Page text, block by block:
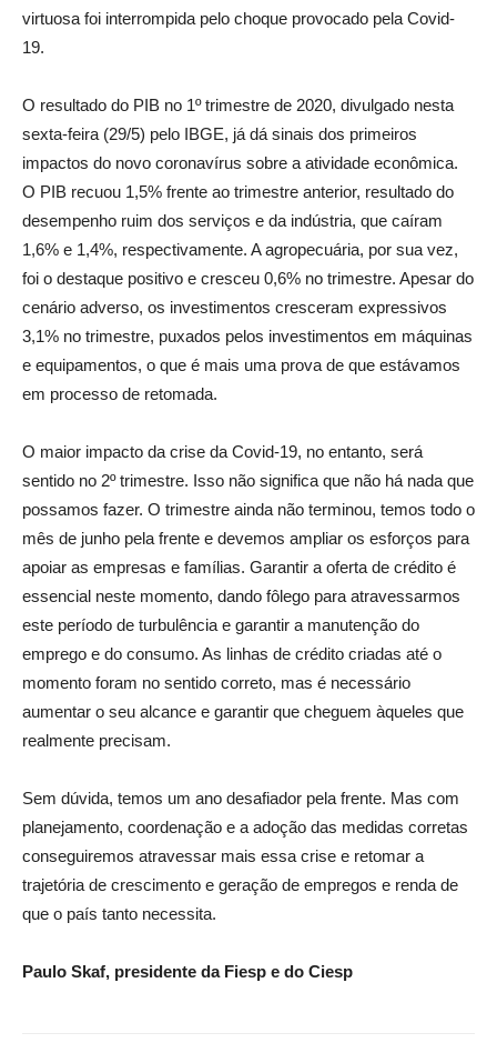
virtuosa foi interrompida pelo choque provocado pela Covid-
19.
O resultado do PIB no 1º trimestre de 2020, divulgado nesta
sexta-feira (29/5) pelo IBGE, já dá sinais dos primeiros
impactos do novo coronavírus sobre a atividade econômica.
O PIB recuou 1,5% frente ao trimestre anterior, resultado do
desempenho ruim dos serviços e da indústria, que caíram
1,6% e 1,4%, respectivamente. A agropecuária, por sua vez,
foi o destaque positivo e cresceu 0,6% no trimestre. Apesar do
cenário adverso, os investimentos cresceram expressivos
3,1% no trimestre, puxados pelos investimentos em máquinas
e equipamentos, o que é mais uma prova de que estávamos
em processo de retomada.
O maior impacto da crise da Covid-19, no entanto, será
sentido no 2º trimestre. Isso não significa que não há nada que
possamos fazer. O trimestre ainda não terminou, temos todo o
mês de junho pela frente e devemos ampliar os esforços para
apoiar as empresas e famílias. Garantir a oferta de crédito é
essencial neste momento, dando fôlego para atravessarmos
este período de turbulência e garantir a manutenção do
emprego e do consumo. As linhas de crédito criadas até o
momento foram no sentido correto, mas é necessário
aumentar o seu alcance e garantir que cheguem àqueles que
realmente precisam.
Sem dúvida, temos um ano desafiador pela frente. Mas com
planejamento, coordenação e a adoção das medidas corretas
conseguiremos atravessar mais essa crise e retomar a
trajetória de crescimento e geração de empregos e renda de
que o país tanto necessita.
Paulo Skaf, presidente da Fiesp e do Ciesp